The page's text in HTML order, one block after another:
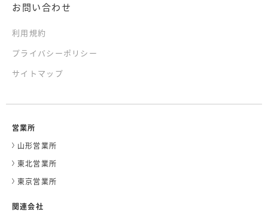
お問い合わせ
利用規約
プライバシーポリシー
サイトマップ
営業所
山形営業所
東北営業所
東京営業所
関連会社